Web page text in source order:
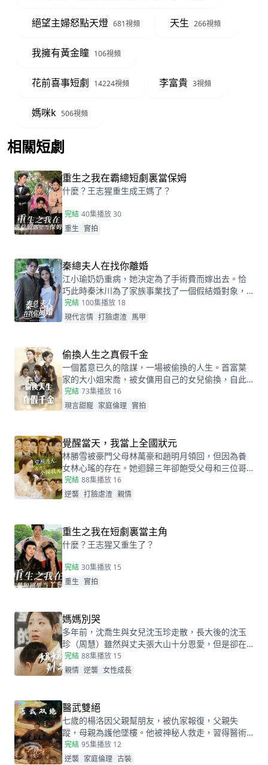
絕望主婦怒點天燈 681視頻 天生 266視頻
我擁有黃金瞳 106視頻
花前喜事短劇 14224視頻 李富貴 3視頻
媽咪k 506視頻
相關短劇
重生之我在霸總短劇裏當保姆
什麼？王志猩重生成王媽了？
完結 40集播放 30
重生 實拍
秦總夫人在找你離婚
江小瑜奶奶重病，她決定為了手術費而嫁出去。恰
巧此時秦沐川為了家族事業找了一個假結婚對象，
兩人陰差陽錯的在民政局領證後，秦沐川計劃一年
後離婚並留下電話。一年後，江小瑜在秦沐川的公
完結 100集播放 18
現代言情 打臉虐渣 馬甲
偷換人生之真假千金
一個蓄意已久的陰謀，一場被偷換的人生。首富葉
家的大小姐宋喬，被女傭用自己的女兒偷換，自此
兩個女孩的命運天差地別，一夕之間本該是天之驕
女的宋喬淪落為傭人女兒，從小備受折磨。而本該
完結 73集播放 16
現言甜寵 家庭倫理 實拍
覺醒當天，我當上全國狀元
林勝雪被豪門父母林萬豪和趙明月領回，但因為養
女林心瑤的存在。她迴歸三年卻飽受父母和三位哥
哥的嫌棄厭惡，高考完畢的當晚，更是因為救出被
林心瑤撞成植物人的傅芊芊，被親生父母和三個哥
林勝雪果斷跟她們斷絕關係，還在狀元宴上用全國
狀元的滿分成績，橫掃父母和三位哥哥嘲笑和不
屑。
完結 88集播放 16
逆襲 打臉虐渣 親情
重生之我在短劇裏當主角
什麼？王志猩又重生了？
完結 30集播放 15
重生 實拍
媽媽別哭
多年前，沈喬生與女兒沈玉珍走散，長大後的沈玉
珍（周慧）雖然與丈夫張大山十分恩愛，但是卻在
婆家受盡欺負。因為女兒治病的錢被婆婆搶走，丈
夫為了賺快錢意外“死亡”，周慧肚子裏的二胎也因為
叔子一家正在謀算着將丈夫的高額撫卹金據為己
有，而此時的沈喬生也匆匆趕到......
完結 88集播放 15
親情 逆襲 女性成長
醫武雙絕
七歲的楊洛因父親幫朋友，被仇家報復，父親失
蹤，母親為護他墜樓。他被神秘人救走，習得醫術
和功法。二十年後下山尋父，救下被跟蹤的蘇輕眉
和她小姨，又因柳家女兒當日結婚退了婚約，被蘇
完結 95集播放 12
逆襲 家庭倫理 古裝